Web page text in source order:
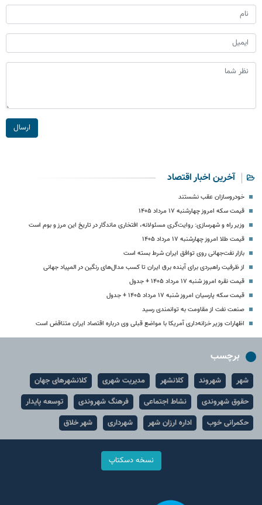
ارسال
آخرین اخبار اقتصاد
خودروسازان عقب نشستند
قیمت سکه امروز چهارشنبه ۱۷ مرداد ۱۴۰۵
وزیر راه و شهرسازی: روایت‌گری مسئولانه، افتخاری ماندگار در تاریخ این مرز و بوم است
قیمت طلا امروز چهارشنبه ۱۷ مرداد ۱۴۰۵
بازار نفت‌جهانی روی توافق ایران شرط بسته است
از ظرفیت راهبردی برای آینده برق ایران تا کسب مدال‌های رنگین در المپیاد جهانی
قیمت نقره امروز شنبه ۱۷ مرداد ۱۴۰۵ + جدول
قیمت سکه پارسیان امروز شنبه ۱۷ مرداد ۱۴۰۵ + جدول
صنعت نفت از مقاومت به توانمندی رسید
اظهارات وزیر خزانه‌داری آمریکا با مواضع قبلی وی درباره اقتصاد ایران متناقض است
برچسب
شهر شهروند کلانشهر مدیریت شهری
کلانشهرهای جهان
حقوق شهروندی
نشاط اجتماعی فرهنگ شهروندی
توسعه پایدار
حکمرانی خوب
اداره ارزان شهر شهرداری شهر خلاق
نسخه دسکتاپ